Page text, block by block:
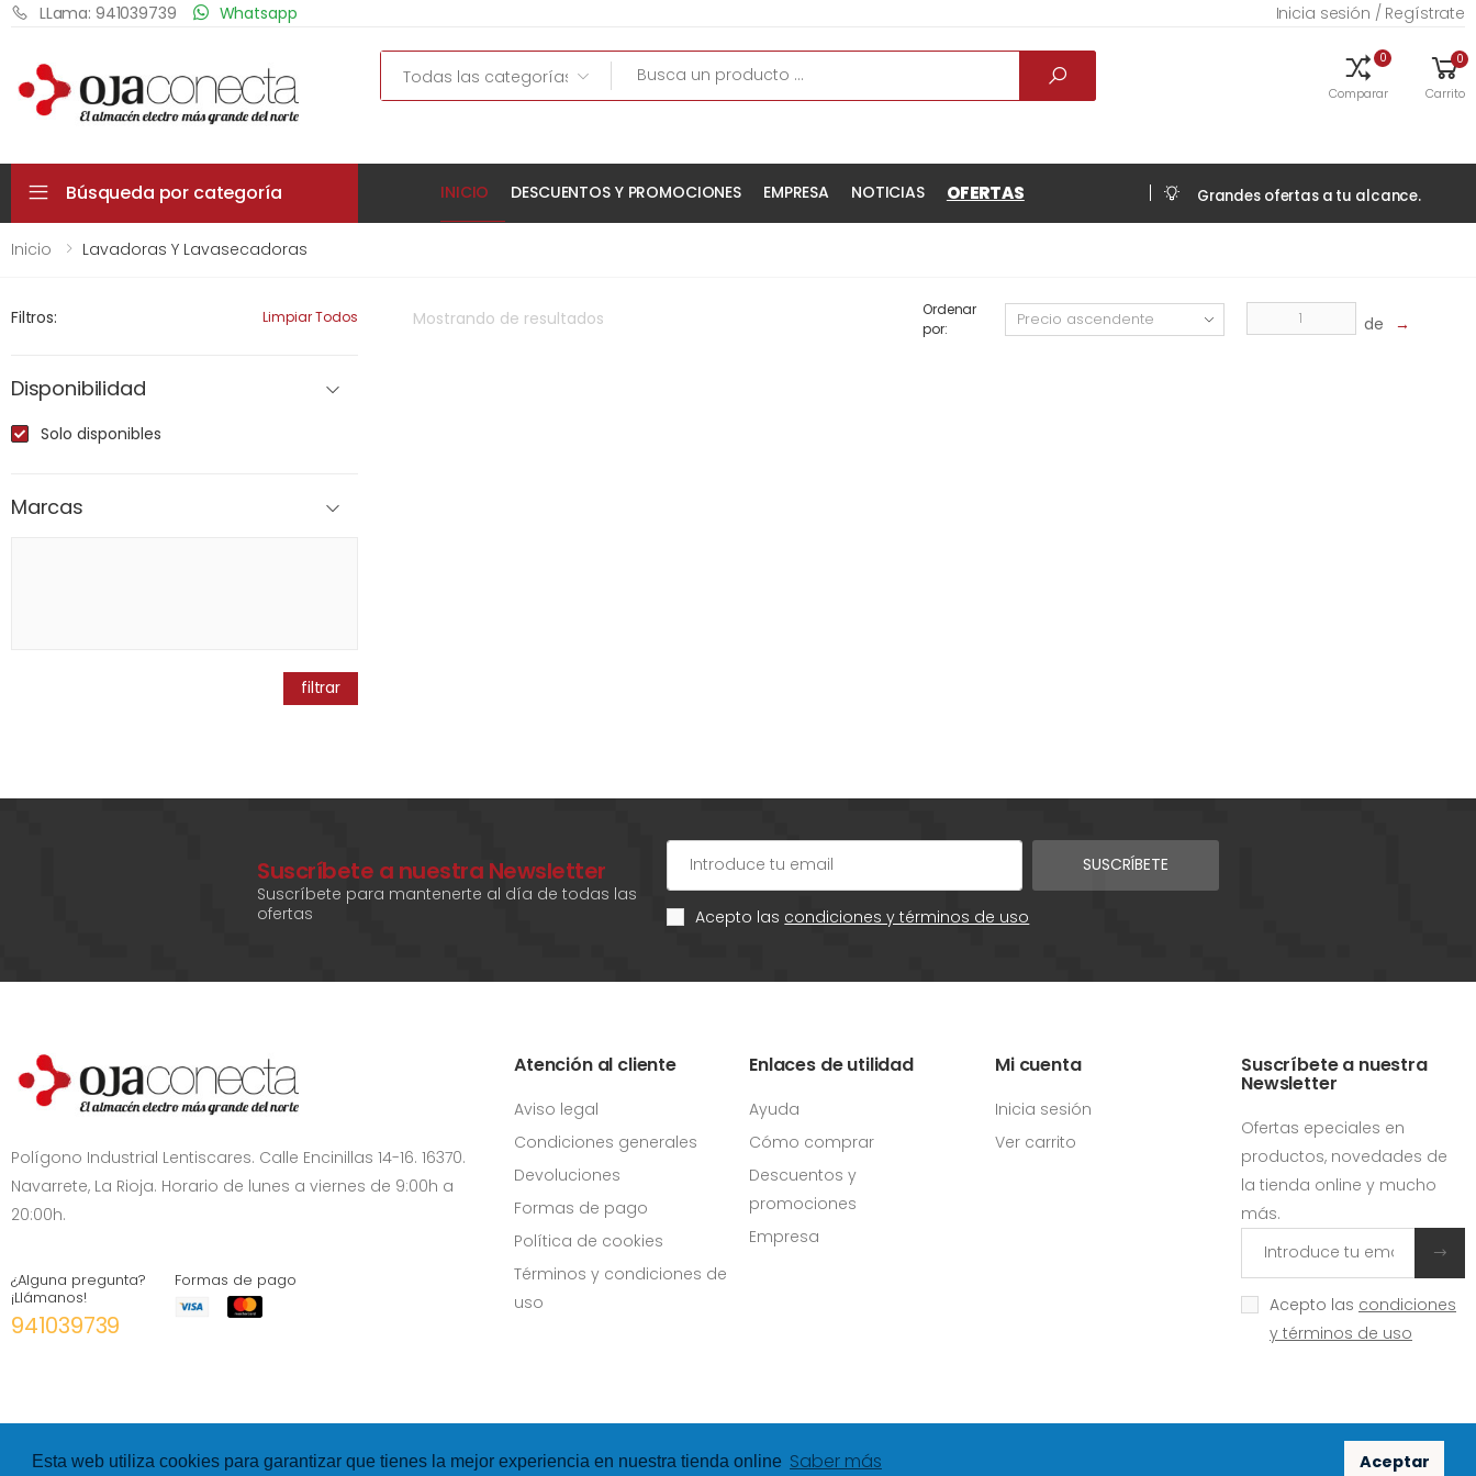
Esta web utiliza cookies para garantizar que tienes la mejor experiencia en nuestra tienda online Saber más Aceptar
LLama: 941039739 Whatsapp Inicia sesión / Regístrate
Search 0
Comparar
0
Carrito
Búsqueda por categoría INICIO DESCUENTOS Y PROMOCIONES EMPRESA NOTICIAS OFERTAS Grandes ofertas a tu alcance.
Inicio Lavadoras Y Lavasecadoras
Mostrando de resultados
Ordenar
por:
de →
Filtros: Limpiar Todos
Disponibilidad
Solo disponibles
Marcas
filtrar
Suscríbete a nuestra Newsletter
Suscríbete para mantenerte al día de todas las
ofertas
SUSCRÍBETE
Acepto las condiciones y términos de uso
Polígono Industrial Lentiscares. Calle Encinillas 14-16. 16370.
Navarrete, La Rioja. Horario de lunes a viernes de 9:00h a
20:00h.
¿Alguna pregunta?
¡Llámanos!
941039739
Formas de pago
Atención al cliente
Aviso legal
Condiciones generales
Devoluciones
Formas de pago
Política de cookies
Términos y condiciones de
uso
Enlaces de utilidad
Ayuda
Cómo comprar
Descuentos y
promociones
Empresa
Mi cuenta
Inicia sesión
Ver carrito
Suscríbete a nuestra
Newsletter
Ofertas epeciales en
productos, novedades de
la tienda online y mucho
más.
Acepto las condiciones
y términos de uso
Hexer- All rights Reserved